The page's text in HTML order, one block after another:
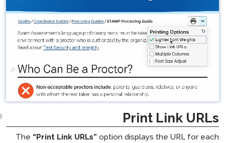
The“Print Link URLs”option